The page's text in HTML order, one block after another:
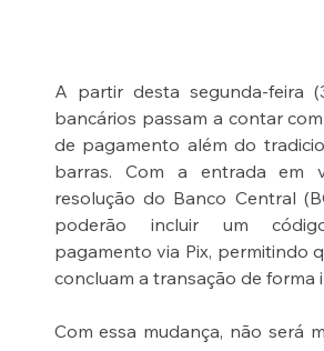
A partir desta segunda-feira
bancários passam a contar
de pagamento além do
barras. Com a entrada em
resolução do Banco Central
poderão incluir um
pagamento via Pix, permitindo
concluam a transação de forma
Com essa mudança, não será